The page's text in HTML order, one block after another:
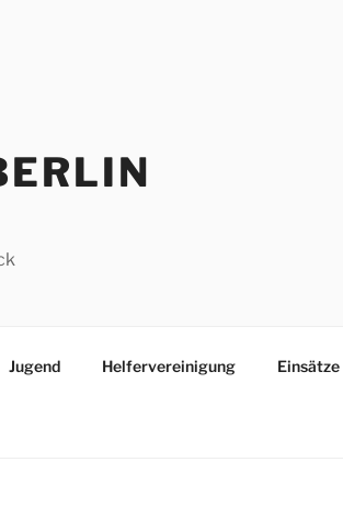
Jugend Helfervereinigung Einsätze